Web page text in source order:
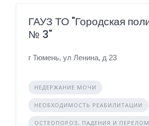
ГАУЗ ТО "Городская
№ 3"
г Тюмень, ул Ленина, д 23
НЕДЕРЖАНИЕ МОЧИ
НЕОБХОДИМОСТЬ РЕАБИЛИТАЦИИ
ОСТЕОПОРОЗ, ПАДЕНИЯ И